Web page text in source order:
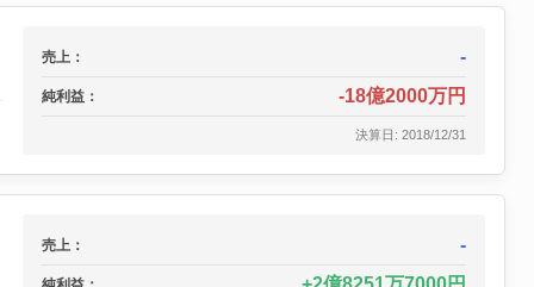
売上： -
純利益： -18億2000万円
決算日: 2018/12/31
売上： -